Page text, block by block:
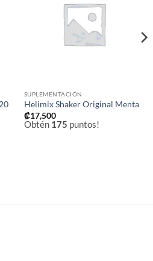
SUPLEMENTACIÓN
Helimix Shaker Original Menta
₡17,500
Obtén 175 puntos!